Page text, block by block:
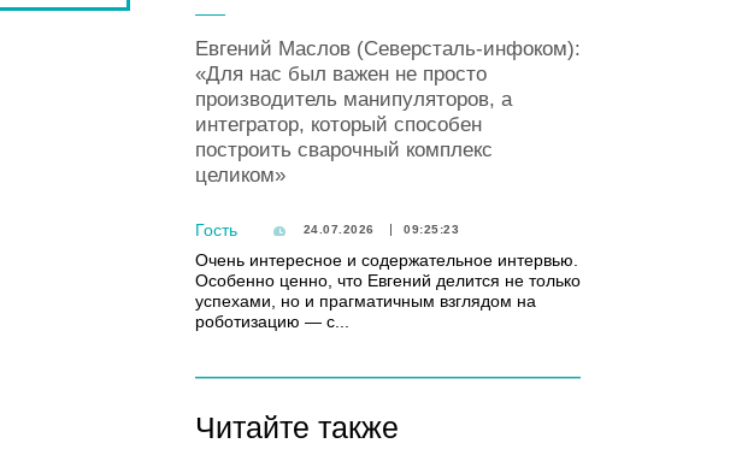
Евгений Маслов (Северсталь-инфоком):
«Для нас был важен не просто
производитель манипуляторов, а
интегратор, который способен
построить сварочный комплекс
целиком»
Гость 24.07.2026 09:25:23
Очень интересное и содержательное интервью.
Особенно ценно, что Евгений делится не только
успехами, но и прагматичным взглядом на
роботизацию — с...
Читайте также